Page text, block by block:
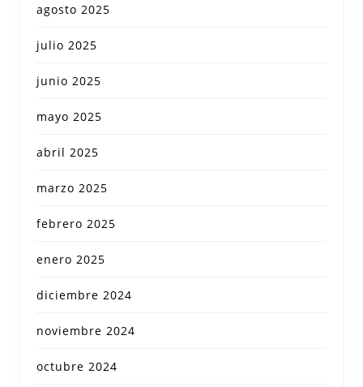
agosto 2025
julio 2025
junio 2025
mayo 2025
abril 2025
marzo 2025
febrero 2025
enero 2025
diciembre 2024
noviembre 2024
octubre 2024